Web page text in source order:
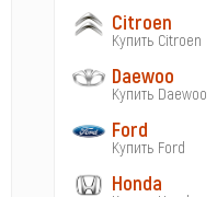
Citroen
Купить Citroen
Daewoo
Купить Daewoo
Ford
Купить Ford
Honda